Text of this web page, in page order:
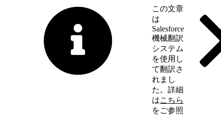
この文章
は
Salesforce
機械翻訳
システム
を使用し
て翻訳さ
れまし
た。詳細
はこちら
をご参照